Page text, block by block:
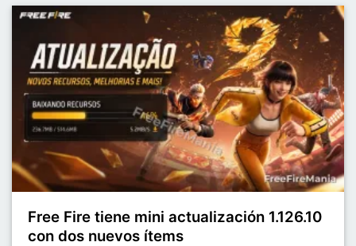
Free Fire tiene mini actualización 1.126.10
con dos nuevos ítems